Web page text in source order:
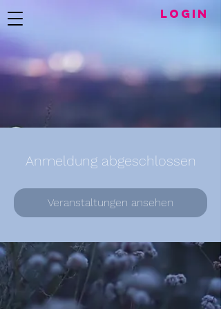
LogIN
Anmeldung abgeschlossen
Veranstaltungen ansehen